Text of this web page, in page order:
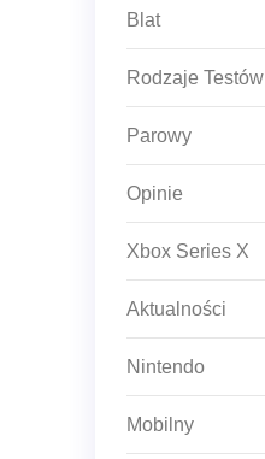
Blat
Rodzaje Testów
Parowy
Opinie
Xbox Series X
Aktualności
Nintendo
Mobilny